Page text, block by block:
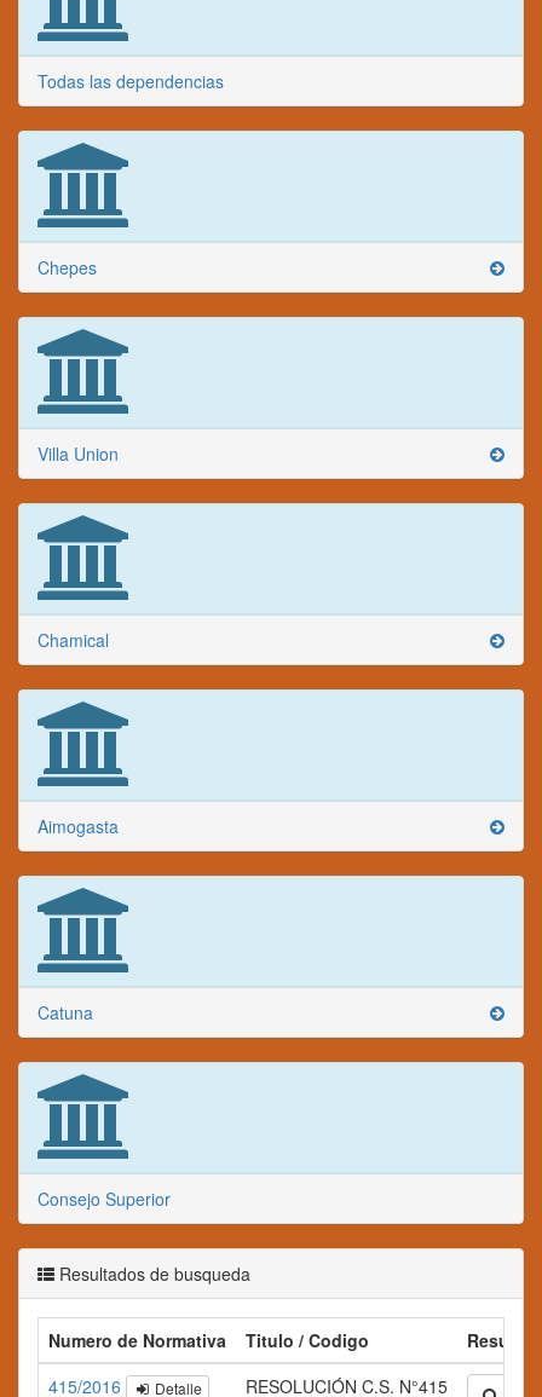
Todas las dependencias
Chepes
Villa Union
Chamical
Aimogasta
Catuna
Consejo Superior
Resultados de busqueda
Numero de Normativa Titulo / Codigo
415/2016
Detalle RESOLUCIÓN C.S. N°415